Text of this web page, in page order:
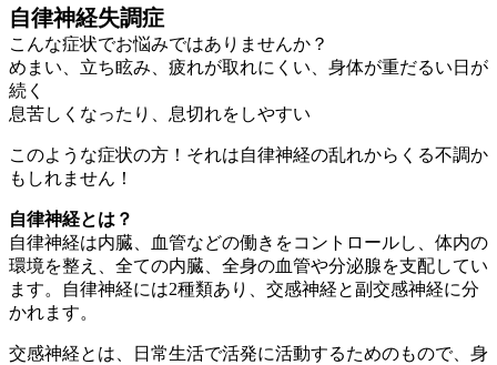
自律神経失調症
こんな症状でお悩みではありませんか？
めまい、立ち眩み、疲れが取れにくい、身体が重だるい日が
続く
息苦しくなったり、息切れをしやすい
このような症状の方！それは自律神経の乱れからくる不調か
もしれません！
自律神経とは？
自律神経は内臓、血管などの働きをコントロールし、体内の
環境を整え、全ての内臓、全身の血管や分泌腺を支配してい
ます。自律神経には2種類あり、交感神経と副交感神経に分
かれます。
交感神経とは、日常生活で活発に活動するためのもので、身